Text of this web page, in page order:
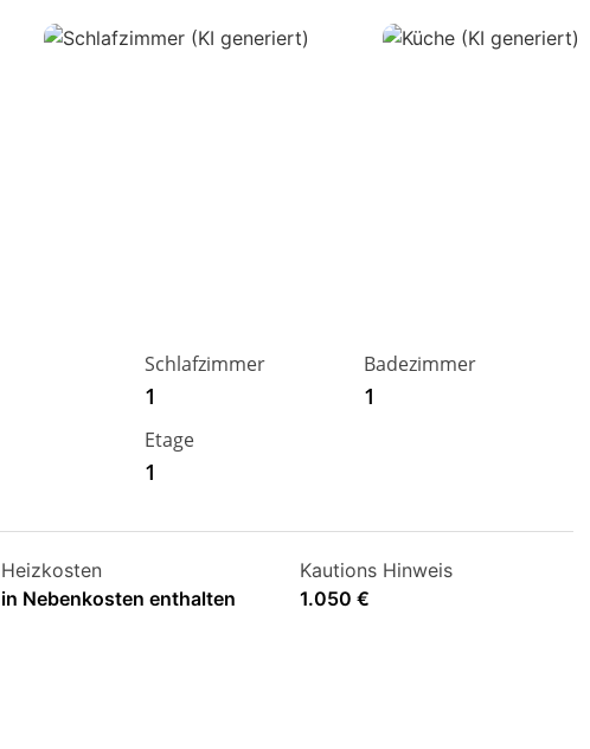
Schlafzimmer
1
Badezimmer
1
Etage
1
Heizkosten
in Nebenkosten enthalten
Kautions Hinweis
1.050 €